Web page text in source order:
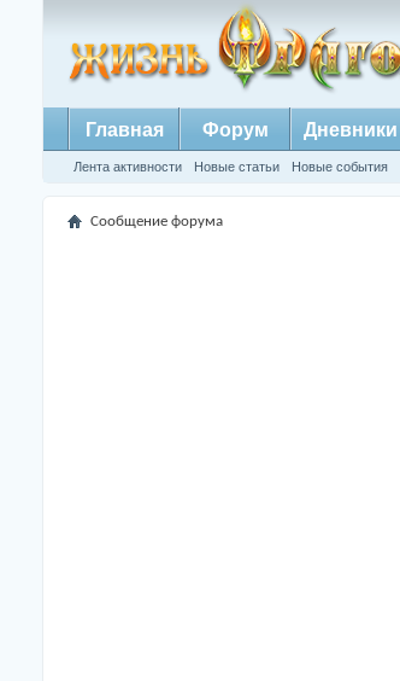
Главная Форум Дневники
Лента активности Новые статьи Новые события
Сообщение форума